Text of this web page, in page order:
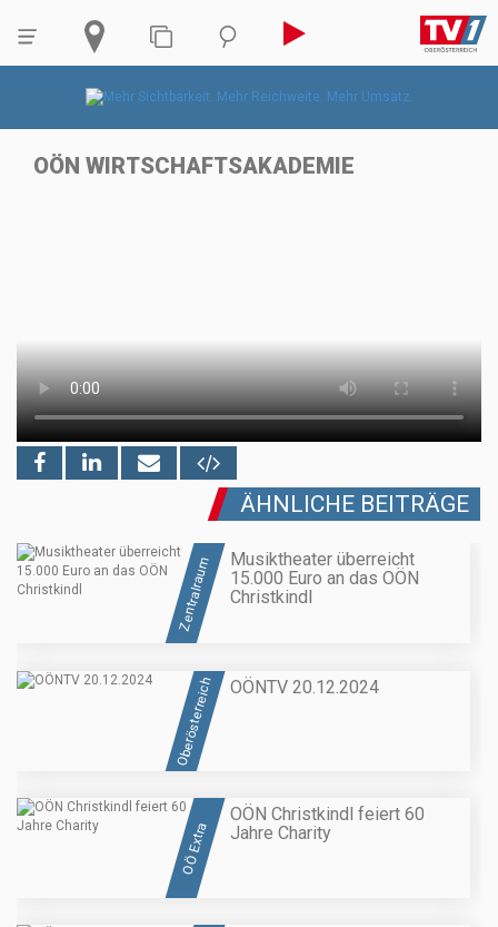
OÖN WIRTSCHAFTSAKADEMIE
ÄHNLICHE BEITRÄGE
Zentralraum
Musiktheater überreicht
15.000 Euro an das OÖN
Christkindl
Oberösterreich OÖNTV 20.12.2024
OÖ Extra
OÖN Christkindl feiert 60
Jahre Charity